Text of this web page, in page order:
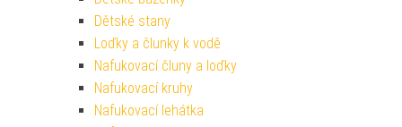
Dětské stany
Loďky a člunky k vodě
Nafukovací čluny a loďky
Nafukovací kruhy
Nafukovací lehátka